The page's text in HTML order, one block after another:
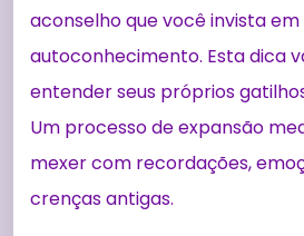
aconselho que você invista em
autoconhecimento. Esta dica
entender seus próprios
Um processo de expansão
mexer com recordações,
crenças antigas.